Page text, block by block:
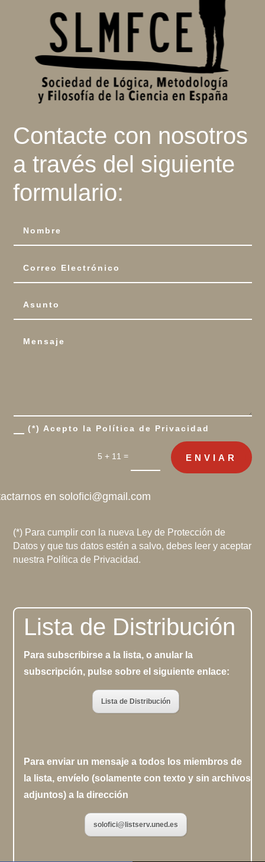
Contacte con nosotros
a través del siguiente
formulario:
(*) Acepto la Política de Privacidad
5 + 11 = ENVIAR
en solofici@gmail.com
(*) Para cumplir con la nueva Ley de Protección de
Datos y que tus datos estén a salvo, debes leer y aceptar
nuestra Política de Privacidad.
Lista de Distribución
Para subscribirse a la lista, o anular la
subscripción, pulse sobre el siguiente enlace:
Lista de Distribución
Para enviar un mensaje a todos los miembros de
la lista, envíelo (solamente con texto y sin archivos
adjuntos) a la dirección
solofici@listserv.uned.es